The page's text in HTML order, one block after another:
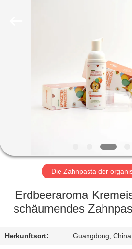
PRODUKTE
VIDEOS
ÜBER
UNS
FABRIK-
AUSFLUG
Die Zahnpasta der
Erdbeeraroma-
schäumendes
Herkunftsort: Guangdong, China